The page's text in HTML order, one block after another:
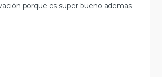
porque es super bueno ademas